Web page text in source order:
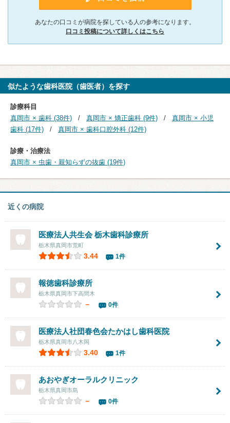
あなたの口コミが病院を探している人の参考になります。
口コミ投稿について詳しくはこちら
似たような歯科医院（歯医者）を探す
診療科目
真岡市 × 歯科 (38件)
真岡市 × 矯正歯科 (9件)
真岡市 × 小児
歯科 (17件)
真岡市 × 歯科口腔外科 (12件)
診療・治療法
真岡市 × 虫歯・親知らずの抜歯 (19件)
近くの病院
医療法人共生会 栃木歯科診療所
栃木県真岡市荒町
3.44 1件
報徳歯科診療所
栃木県真岡市下高間木
－ 0件
医療法人社団春色会たかはし歯科医院
栃木県真岡市八木岡
3.40 1件
あおやぎオーラルクリニック
栃木県真岡市島
－ 0件